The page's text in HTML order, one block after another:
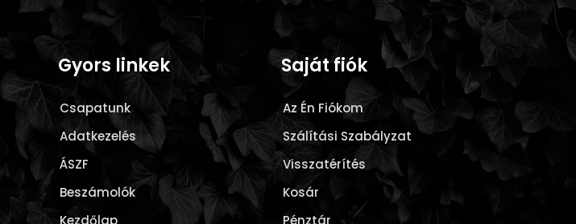
Gyors linkek
Csapatunk
Adatkezelés
ÁSZF
Beszámolók
Saját fiók
Az Én Fiókom
Szálítási Szabályzat
Visszatérítés
Kosár